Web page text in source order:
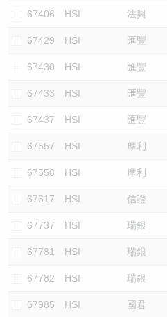
67406 HSI 法興
67429 HSI 匯豐
67430 HSI 匯豐
67433 HSI 匯豐
67437 HSI 匯豐
67557 HSI 摩利
67558 HSI 摩利
67617 HSI 信證
67737 HSI 瑞銀
67781 HSI 瑞銀
67782 HSI 瑞銀
67985 HSI 國君